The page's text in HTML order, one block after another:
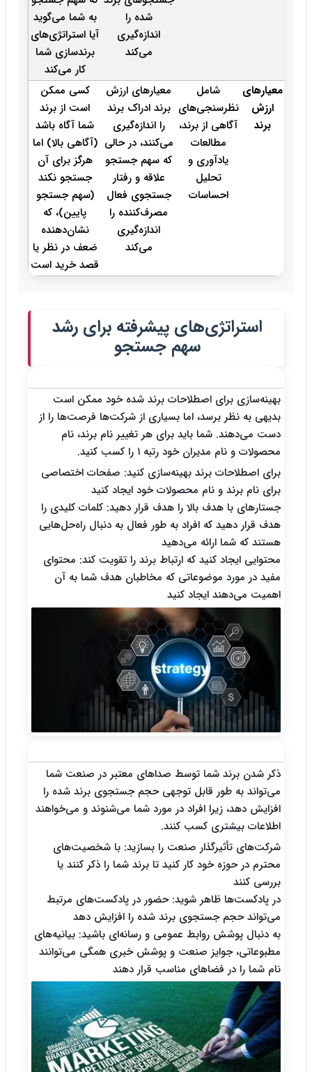
شده را
اندازه‌گیری
می‌کند
به شما می‌گوید
آیا استراتژی‌های
برندسازی شما
کار می‌کند
معیارهای
ارزش
برند
شامل
نظرسنجی‌های
آگاهی از برند،
مطالعات
یادآوری و
تحلیل
احساسات
معیارهای ارزش
برند ادراک برند
را اندازه‌گیری
می‌کنند، در حالی
که سهم جستجو
علاقه و رفتار
جستجوی فعال
مصرف‌کننده را
اندازه‌گیری
می‌کند
کسی ممکن
است از برند
شما آگاه باشد
(آگاهی بالا) اما
هرگز برای آن
جستجو نکند
(سهم جستجو
پایین)، که
نشان‌دهنده
ضعف در نظر یا
قصد خرید است
استراتژی‌های پیشرفته برای رشد
سهم جستجو
بهینه‌سازی برای اصطلاحات برند شده خود ممکن است
بدیهی به نظر برسد، اما بسیاری از شرکت‌ها فرصت‌ها را از
دست می‌دهند. شما باید برای هر تغییر نام برند، نام
محصولات و نام مدیران خود رتبه ۱ را کسب کنید.
برای اصطلاحات برند بهینه‌سازی کنید: صفحات اختصاصی
برای نام برند و نام محصولات خود ایجاد کنید
جستارهای با هدف بالا را هدف قرار دهید: کلمات کلیدی را
هدف قرار دهید که افراد به طور فعال به دنبال راه‌حل‌هایی
هستند که شما ارائه می‌دهید
محتوایی ایجاد کنید که ارتباط برند را تقویت کند: محتوای
مفید در مورد موضوعاتی که مخاطبان هدف شما به آن
اهمیت می‌دهند ایجاد کنید
ذکر شدن برند شما توسط صداهای معتبر در صنعت شما
می‌تواند به طور قابل توجهی حجم جستجوی برند شده را
افزایش دهد، زیرا افراد در مورد شما می‌شنوند و می‌خواهند
اطلاعات بیشتری کسب کنند.
شرکت‌های تأثیرگذار صنعت را بسازید: با شخصیت‌های
محترم در حوزه خود کار کنید تا برند شما را ذکر کنند یا
بررسی کنند
در پادکست‌ها ظاهر شوید: حضور در پادکست‌های مرتبط
می‌تواند حجم جستجوی برند شده را افزایش دهد
به دنبال پوشش روابط عمومی و رسانه‌ای باشید: بیانیه‌های
مطبوعاتی، جوایز صنعت و پوشش خبری همگی می‌توانند
نام شما را در فضاهای مناسب قرار دهند